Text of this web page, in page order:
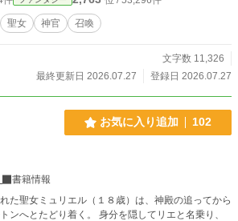
聖女 神官 召喚
文字数 11,326
最終更新日 2026.07.27
登録日 2026.07.27
お気に入り追加 102
書籍情報
た聖女ミュリエル（１８歳）は、神殿の追ってから
ンへとたどり着く。 身分を隠してリエと名乗り、